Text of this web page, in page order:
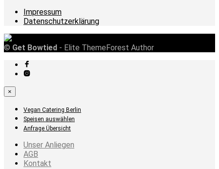
Impressum
Datenschutzerklärung
© Get Bowtied - Elite ThemeForest Author
×
Vegan Catering Berlin
Speisen auswählen
Anfrage Übersicht
Unser Anliegen
AGB
Kontakt